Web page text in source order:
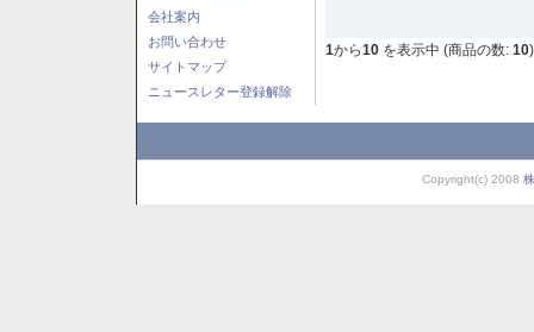
会社案内
お問い合わせ
サイトマップ
ニュースレター登録解除
1から10 を表示中 (商品の数: 10)
Copyright(c) 2008